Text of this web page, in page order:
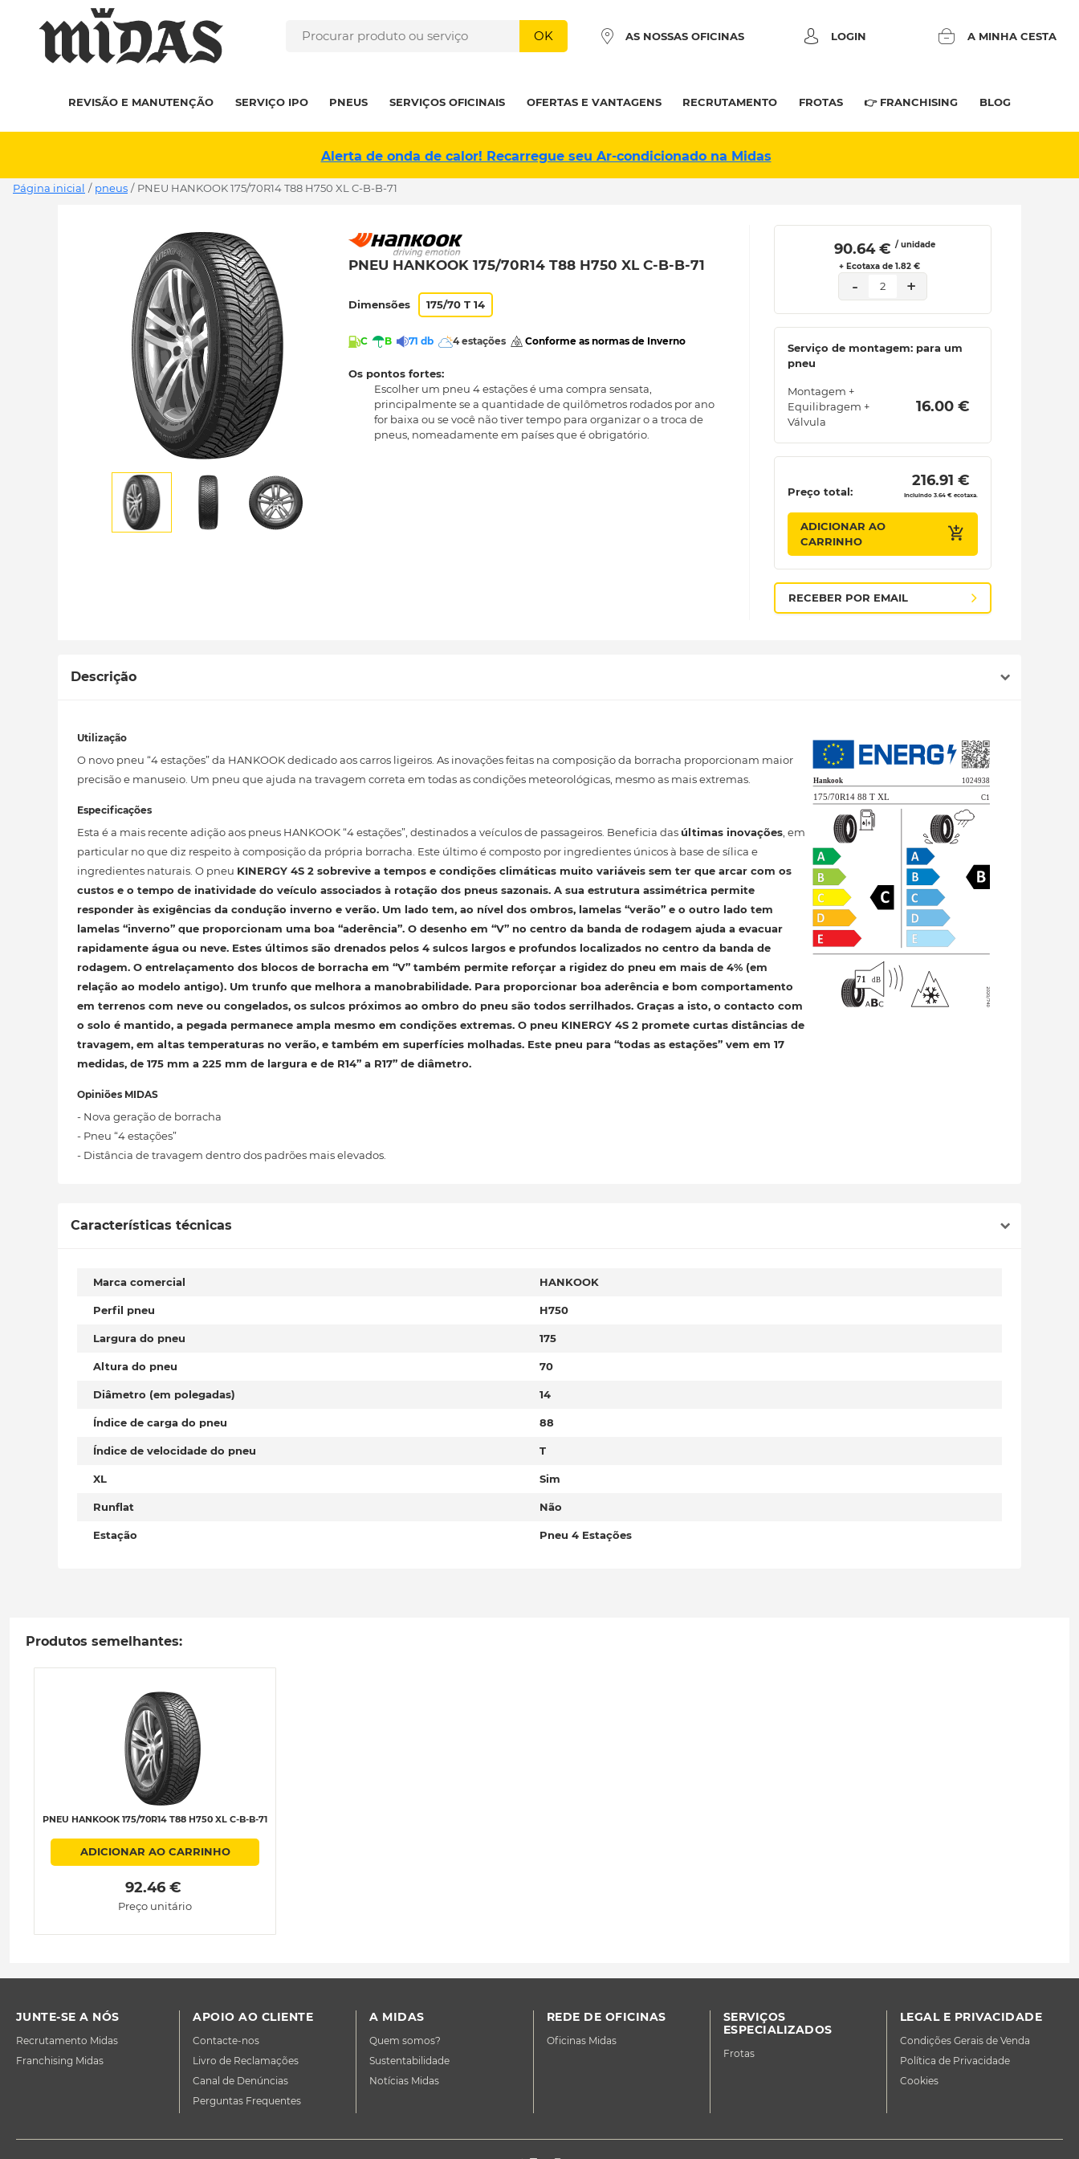
OK AS NOSSAS OFICINAS LOGIN A MINHA CESTA
REVISÃO E MANUTENÇÃO SERVIÇO IPO PNEUS SERVIÇOS OFICINAIS OFERTAS E VANTAGENS RECRUTAMENTO FROTAS 👉 FRANCHISING BLOG
Alerta de onda de calor! Recarregue seu Ar-condicionado na Midas
Página inicial / pneus / PNEU HANKOOK 175/70R14 T88 H750 XL C-B-B-71
PNEU HANKOOK 175/70R14 T88 H750 XL C-B-B-71
Dimensões 175/70 T 14
C B 71 db 4 estações Conforme as normas de Inverno
Os pontos fortes:
Escolher um pneu 4 estações é uma compra sensata,
principalmente se a quantidade de quilômetros rodados por ano
for baixa ou se você não tiver tempo para organizar o a troca de
pneus, nomeadamente em países que é obrigatório.
90.64 € / unidade
+ Ecotaxa de 1.82 €
- 2 +
Serviço de montagem: para um
pneu
Montagem +
Equilibragem +
Válvula
16.00 €
Preço total:
216.91 €
Incluindo 3.64 € ecotaxa.
ADICIONAR AO
CARRINHO
RECEBER POR EMAIL
Descrição
Utilização
O novo pneu “4 estações” da HANKOOK dedicado aos carros ligeiros. As inovações feitas na composição da borracha proporcionam maior
precisão e manuseio. Um pneu que ajuda na travagem correta em todas as condições meteorológicas, mesmo as mais extremas.
Especificações
Esta é a mais recente adição aos pneus HANKOOK “4 estações”, destinados a veículos de passageiros. Beneficia das últimas inovações , em
particular no que diz respeito à composição da própria borracha. Este último é composto por ingredientes únicos à base de sílica e
ingredientes naturais. O pneu KINERGY 4S 2 sobrevive a tempos e condições climáticas muito variáveis ​​sem ter que arcar com os
custos e o tempo de inatividade do veículo associados à rotação dos pneus sazonais. A sua estrutura assimétrica permite
responder às exigências da condução inverno e verão. Um lado tem, ao nível dos ombros, lamelas “verão” e o outro lado tem
lamelas “inverno” que proporcionam uma boa “aderência”. O desenho em “V” no centro da banda de rodagem ajuda a evacuar
rapidamente água ou neve. Estes últimos são drenados pelos 4 sulcos largos e profundos localizados no centro da banda de
rodagem. O entrelaçamento dos blocos de borracha em “V” também permite reforçar a rigidez do pneu em mais de 4% (em
relação ao modelo antigo). Um trunfo que melhora a manobrabilidade. Para proporcionar boa aderência e bom comportamento
em terrenos com neve ou congelados, os sulcos próximos ao ombro do pneu são todos serrilhados. Graças a isto, o contacto com
o solo é mantido, a pegada permanece ampla mesmo em condições extremas. O pneu KINERGY 4S 2 promete curtas distâncias de
travagem, em altas temperaturas no verão, e também em superfícies molhadas. Este pneu para “todas as estações” vem em 17
medidas, de 175 mm a 225 mm de largura e de R14” a R17” de diâmetro.
Opiniões MIDAS
- Nova geração de borracha
- Pneu “4 estações”
- Distância de travagem dentro dos padrões mais elevados.
Características técnicas
Marca comercial HANKOOK
Perfil pneu H750
Largura do pneu 175
Altura do pneu 70
Diâmetro (em polegadas) 14
Índice de carga do pneu 88
Índice de velocidade do pneu T
XL Sim
Runflat Não
Estação Pneu 4 Estações
Produtos semelhantes:
PNEU HANKOOK 175/70R14 T88 H750 XL C-B-B-71
ADICIONAR AO CARRINHO
92.46 €
Preço unitário
JUNTE-SE A NÓS
Recrutamento Midas
Franchising Midas
APOIO AO CLIENTE
Contacte-nos
Livro de Reclamações
Canal de Denúncias
Perguntas Frequentes
A MIDAS
Quem somos?
Sustentabilidade
Notícias Midas
REDE DE OFICINAS
Oficinas Midas
SERVIÇOS
ESPECIALIZADOS
Frotas
LEGAL E PRIVACIDADE
Condições Gerais de Venda
Política de Privacidade
Cookies